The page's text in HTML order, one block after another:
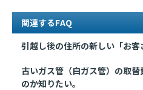
関連するFAQ
引越し後の住所の新しい「お客
古いガス管（白ガス管）の取
のか知りたい。